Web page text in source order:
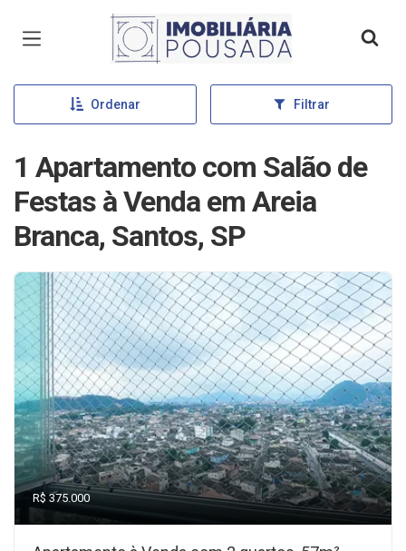
Página inicial
Ordenar Filtrar
1 Apartamento com Salão de
Festas à Venda em Areia
Branca, Santos, SP
R$ 375.000